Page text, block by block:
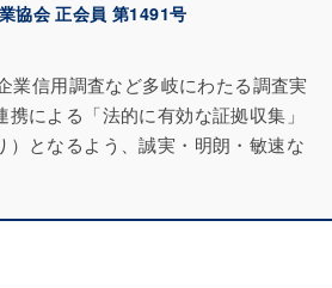
協会 正会員 第1491号
業信用調査など多岐にわたる調査実
による「法的に有効な証拠収集」
となるよう、誠実・明朗・敏速な